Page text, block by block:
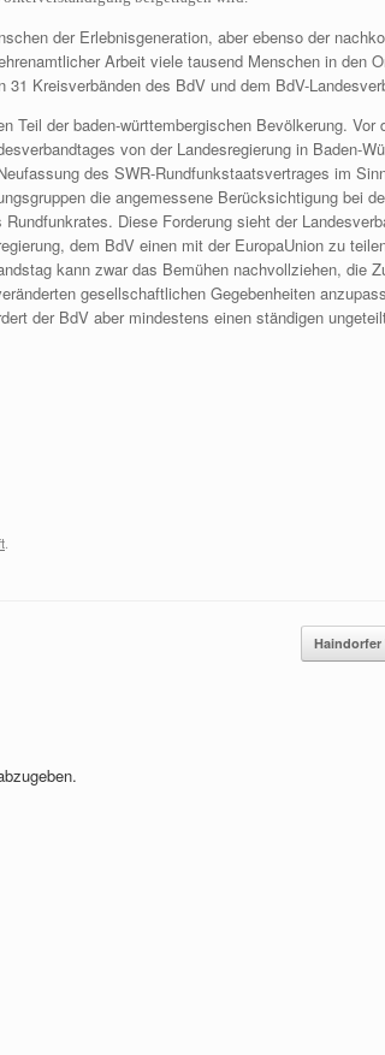
der Erlebnisgeneration, aber ebenso der
Arbeit viele tausend Menschen in den
Kreisverbänden des BdV und dem BdV-
Teil der baden-württembergischen Bevölkerung. Vor
von der Landesregierung in Baden-
des SWR-Rundfunkstaatsvertrages im
die angemessene Berücksichtigung bei
Diese Forderung sieht der
dem BdV einen mit der EuropaUnion zu
kann zwar das Bemühen nachvollziehen, die
gesellschaftlichen Gegebenheiten
der BdV aber mindestens einen ständigen
Haindorfer